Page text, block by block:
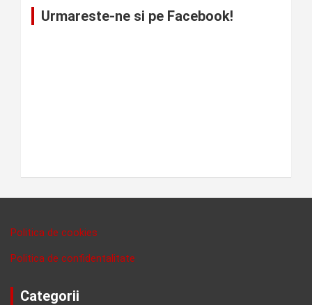
Urmareste-ne si pe Facebook!
Politica de cookies
Politica de confidentalitate
Categorii